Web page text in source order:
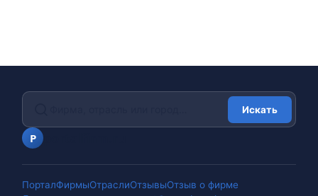
P
Искать
ПорталФирмыОтраслиОтзывыОтзыв о фирме